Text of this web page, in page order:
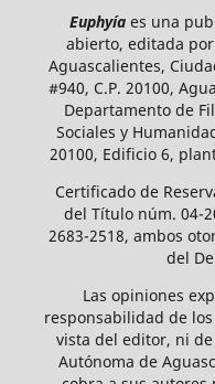
Euphyía es una
abierto, editada
Aguascalientes,
#940, C.P. 20100,
Departamento de
Sociales y
20100, Edificio 6,
Certificado de
del Título núm. 04-
2683-2518, ambos
del
Las opiniones
responsabilidad de
vista del editor, ni
Autónoma de